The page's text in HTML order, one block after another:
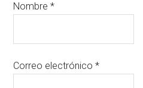
Nombre*
Correo electrónico*